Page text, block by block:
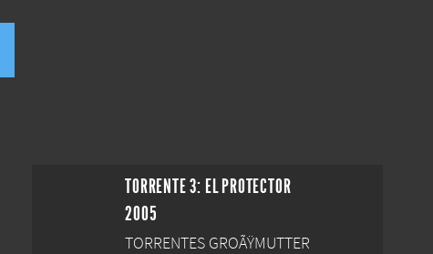
TORRENTE 3: EL PROTECTOR
2005
TORRENTES GROÃŸMUTTER